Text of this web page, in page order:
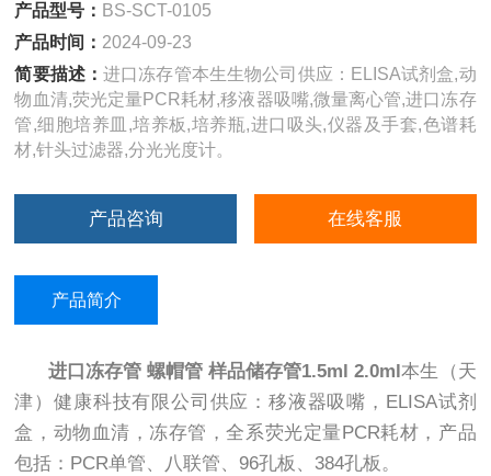
产品型号： BS-SCT-0105
产品时间： 2024-09-23
简要描述：进口冻存管本生生物公司供应：ELISA试剂盒,动
物血清,荧光定量PCR耗材,移液器吸嘴,微量离心管,进口冻存
管,细胞培养皿,培养板,培养瓶,进口吸头,仪器及手套,色谱耗
材,针头过滤器,分光光度计。
产品咨询 在线客服
产品简介
进口冻存管螺帽管 样品储存管1.5ml 2.0ml本生（天
津）健康科技有限公司供应：移液器吸嘴，ELISA试剂
盒，动物血清，冻存管，全系荧光定量PCR耗材，产品
包括：PCR单管、八联管、96孔板、384孔板。